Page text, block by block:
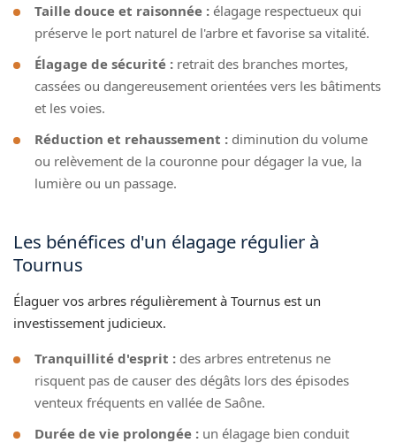
Taille douce et raisonnée : élagage respectueux qui
préserve le port naturel de l'arbre et favorise sa vitalité.
Élagage de sécurité : retrait des branches mortes,
cassées ou dangereusement orientées vers les bâtiments
et les voies.
Réduction et rehaussement : diminution du volume
ou relèvement de la couronne pour dégager la vue, la
lumière ou un passage.
Les bénéfices d'un élagage régulier à
Tournus
Élaguer vos arbres régulièrement à Tournus est un
investissement judicieux.
Tranquillité d'esprit : des arbres entretenus ne
risquent pas de causer des dégâts lors des épisodes
venteux fréquents en vallée de Saône.
Durée de vie prolongée : un élagage bien conduit